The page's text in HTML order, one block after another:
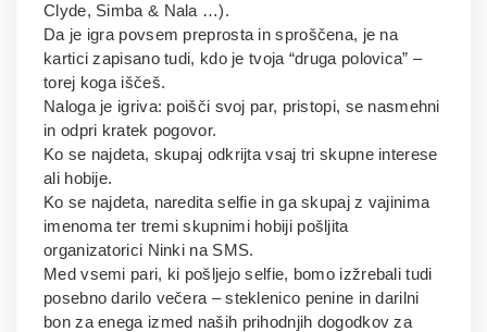
Clyde, Simba & Nala …).
Da je igra povsem preprosta in sproščena, je na
kartici zapisano tudi, kdo je tvoja “druga polovica” –
torej koga iščeš.
Naloga je igriva: poišči svoj par, pristopi, se nasmehni
in odpri kratek pogovor.
Ko se najdeta, skupaj odkrijta vsaj tri skupne interese
ali hobije.
Ko se najdeta, naredita selfie in ga skupaj z vajinima
imenoma ter tremi skupnimi hobiji pošljita
organizatorici Ninki na SMS.
Med vsemi pari, ki pošljejo selfie, bomo izžrebali tudi
posebno darilo večera – steklenico penine in darilni
bon za enega izmed naših prihodnjih dogodkov za